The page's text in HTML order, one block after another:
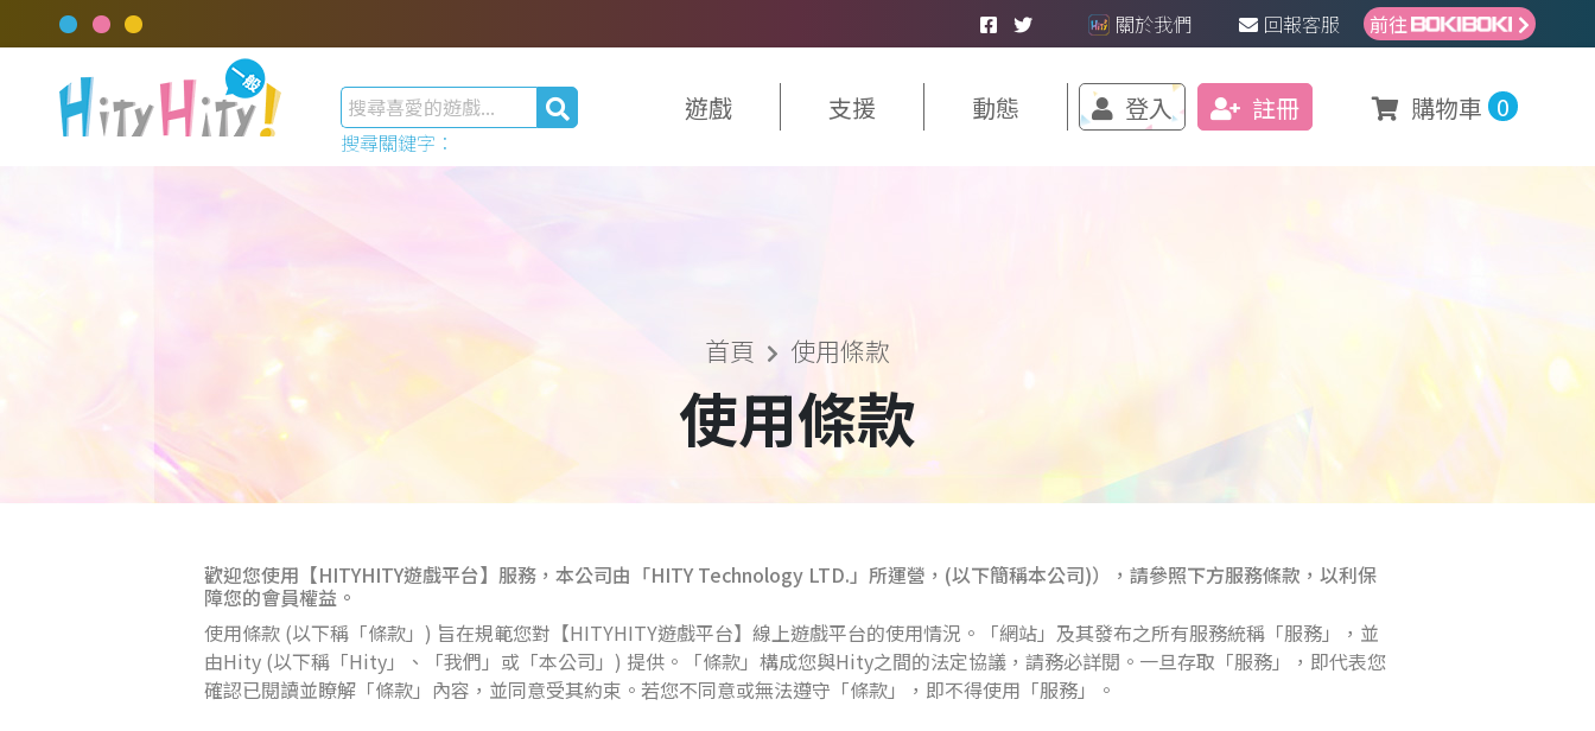
關於我們 回報客服 前往
搜尋關鍵字：
遊戲 支援 動態 登入 註冊 購物車 0
首頁 使用條款
使用條款
歡迎您使用【HITYHITY遊戲平台】服務，本公司由「HITY Technology LTD.」所運營，(以下簡稱本公司)），請參照下方服務條款，以利保
障您的會員權益。
使用條款 (以下稱「條款」) 旨在規範您對【HITYHITY遊戲平台】線上遊戲平台的使用情況。「網站」及其發布之所有服務統稱「服務」，並
由Hity (以下稱「Hity」、「我們」或「本公司」) 提供。「條款」構成您與Hity之間的法定協議，請務必詳閱。一旦存取「服務」，即代表您
確認已閱讀並瞭解「條款」內容，並同意受其約束。若您不同意或無法遵守「條款」，即不得使用「服務」。